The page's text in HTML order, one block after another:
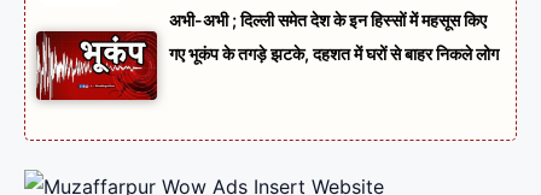
अभी-अभी ; दिल्ली समेत देश के इन हिस्सों में महसूस किए
गए भूकंप के तगड़े झटके, दहशत में घरों से बाहर निकले लोग